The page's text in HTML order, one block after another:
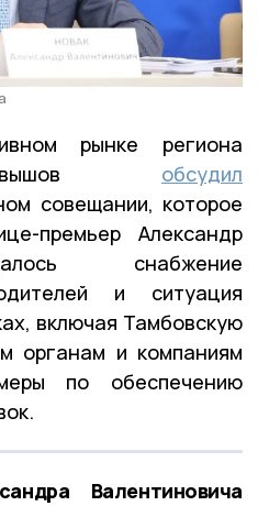
рынке региона
обсудил
совещании, которое
премьер Александр
снабжение
и ситуация
включая Тамбовскую
органам и компаниям
по обеспечению
Валентиновича